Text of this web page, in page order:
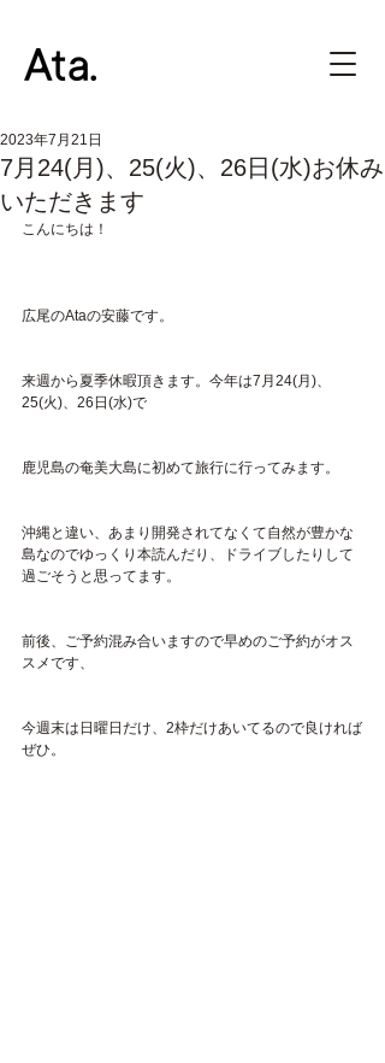
7月24(月)、25(火)、26日(水)お休み
いただきます
2023年7月21日
こんにちは！
広尾のAtaの安藤です。
来週から夏季休暇頂きます。今年は7月24(月)、
25(火)、26日(水)で
鹿児島の奄美大島に初めて旅行に行ってみます。
沖縄と違い、あまり開発されてなくて自然が豊かな
島なのでゆっくり本読んだり、ドライブしたりして
過ごそうと思ってます。
前後、ご予約混み合いますので早めのご予約がオス
スメです、
今週末は日曜日だけ、2枠だけあいてるので良ければ
ぜひ。